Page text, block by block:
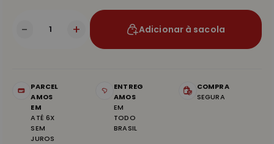
- + Adicionar à sacola
PARCEL
AMOS
EM
ATÉ 6X
SEM
JUROS
ENTREG
AMOS
EM
TODO
BRASIL
COMPRA
SEGURA